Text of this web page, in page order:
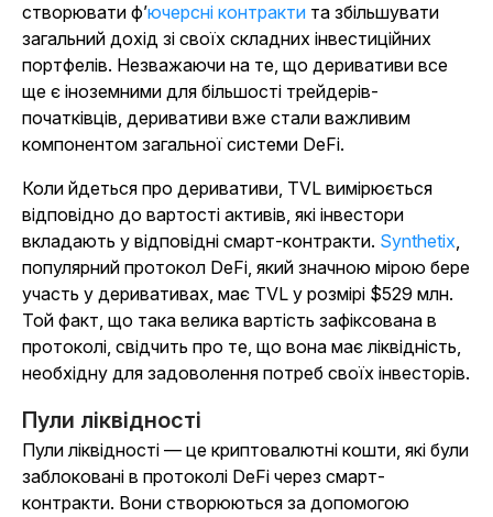
створювати ф’ючерсні контракти та збільшувати
загальний дохід зі своїх складних інвестиційних
портфелів. Незважаючи на те, що деривативи все
ще є іноземними для більшості трейдерів-
початківців, деривативи вже стали важливим
компонентом загальної системи DeFi.
Коли йдеться про деривативи, TVL вимірюється
відповідно до вартості активів, які інвестори
вкладають у відповідні смарт-контракти. Synthetix,
популярний протокол DeFi, який значною мірою бере
участь у деривативах, має TVL у розмірі $529 млн.
Той факт, що така велика вартість зафіксована в
протоколі, свідчить про те, що вона має ліквідність,
необхідну для задоволення потреб своїх інвесторів.
Пули ліквідності
Пули ліквідності — це криптовалютні кошти, які були
заблоковані в протоколі DeFi через смарт-
контракти. Вони створюються за допомогою